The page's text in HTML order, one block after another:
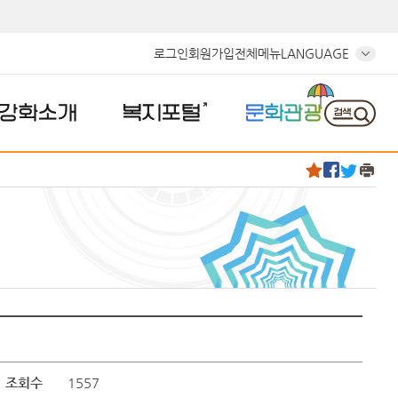
로그인 회원가입전체메뉴LANGUAGE
강화소개 복지포털 문화관광
조회수 1557